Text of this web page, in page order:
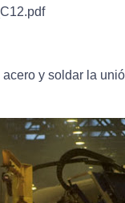
y soldar la